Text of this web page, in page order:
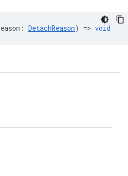
: DetachReason) => void